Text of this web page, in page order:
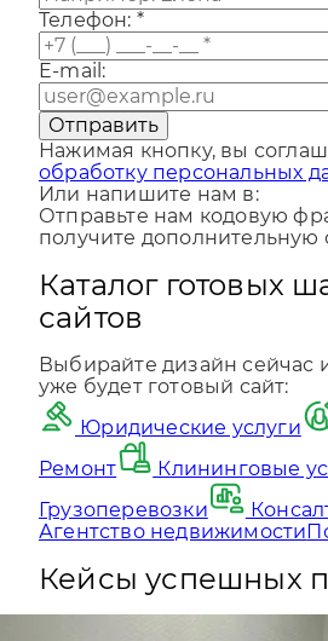
Телефон: *
E-mail:
Отправить
Нажимая кнопку, вы
обработку персональных
Или напишите нам в:
Отправьте нам кодовую
получите дополнительную
Каталог готовых
сайтов
Выбирайте дизайн сейчас
уже будет готовый сайт:
Юридические услуги
Ремонт
Клининговые
Грузоперевозки
Агентство недвижимости
Кейсы успешных